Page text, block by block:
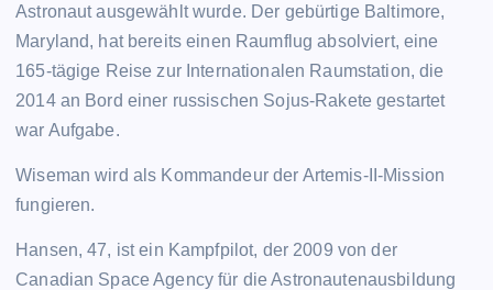
Astronaut ausgewählt wurde. Der gebürtige Baltimore,
Maryland, hat bereits einen Raumflug absolviert, eine
165-tägige Reise zur Internationalen Raumstation, die
2014 an Bord einer russischen Sojus-Rakete gestartet
war Aufgabe.
Wiseman wird als Kommandeur der Artemis-II-Mission
fungieren.
Hansen, 47, ist ein Kampfpilot, der 2009 von der
Canadian Space Agency für die Astronautenausbildung